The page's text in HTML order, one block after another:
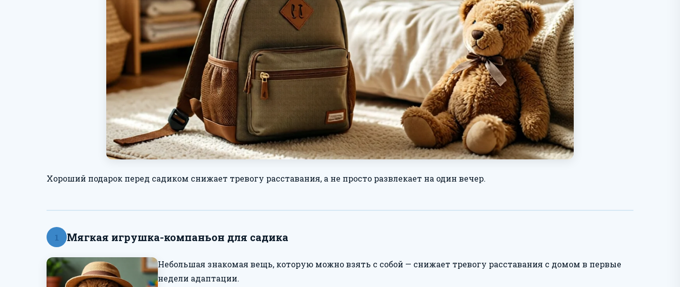
Хороший подарок перед садиком снижает тревогу расставания, а не просто развлекает на один вечер.
1 Мягкая игрушка-компаньон для садика
Небольшая знакомая вещь, которую можно взять с собой — снижает тревогу расставания с домом в первые
недели адаптации.